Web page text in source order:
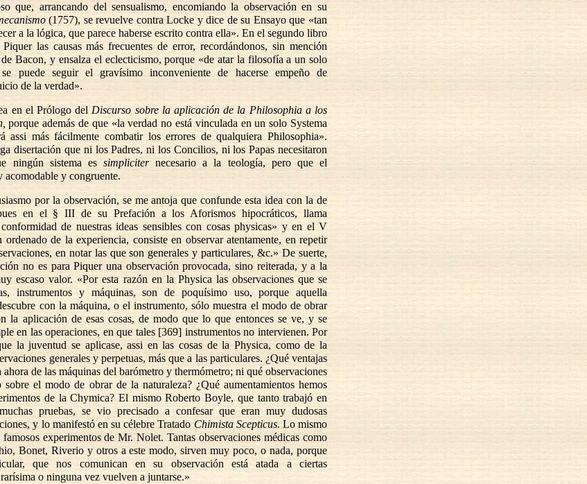
que, arrancando del sensualismo, encomiando la observación en su
(1757), se revuelve contra Locke y dice de su Ensayo que «tan
a la lógica, que parece haberse escrito contra ella». En el segundo libro
las causas más frecuentes de error, recordándonos, sin mención
Bacon, y ensalza el eclecticismo, porque «de atar la filosofía a un solo
puede seguir el gravísimo inconveniente de hacerse empeño de
de la verdad».
en el Prólogo del Discurso sobre la aplicación de la Philosophia a los
porque además de que «la verdad no está vinculada en un solo Systema
assi más fácilmente combatir los errores de qualquiera Philosophia».
disertación que ni los Padres, ni los Concilios, ni los Papas necesitaron
ningún sistema es simpliciternecesario a la teología, pero que el
acomodable y congruente.
por la observación, se me antoja que confunde esta idea con la de
en el § III de su Prefación a los Aforismos hipocráticos, llama
de nuestras ideas sensibles con cosas physicas» y en el V
ordenado de la experiencia, consiste en observar atentamente, en repetir
en notar las que son generales y particulares, &c.» De suerte,
no es para Piquer una observación provocada, sino reiterada, y a la
escaso valor. «Por esta razón en la Physica las observaciones que se
instrumentos y máquinas, son de poquísimo uso, porque aquella
con la máquina, o el instrumento, sólo muestra el modo de obrar
la aplicación de esas cosas, de modo que lo que entonces se ve, y se
en las operaciones, en que tales [369] instrumentos no intervienen. Por
la juventud se aplicase, assi en las cosas de la Physica, como de la
generales y perpetuas, más que a las particulares. ¿Qué ventajas
ahora de las máquinas del barómetro y thermómetro; ni qué observaciones
el modo de obrar de la naturaleza? ¿Qué aumentamientos hemos
de la Chymica? El mismo Roberto Boyle, que tanto trabajó en
pruebas, se vio precisado a confesar que eran muy dudosas
y lo manifestó en su célebre Tratado Chimista Scepticus. Lo mismo
experimentos de Mr. Nolet. Tantas observaciones médicas como
Bonet, Riverio y otros a este modo, sirven muy poco, o nada, porque
que nos comunican en su observación está atada a ciertas
o ninguna vez vuelven a juntarse.»